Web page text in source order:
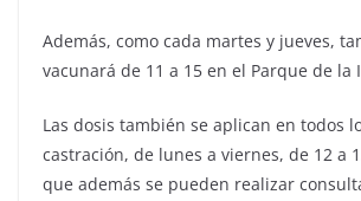
Además, como cada martes y jueves,
vacunará de 11 a 15 en el Parque de la
Las dosis también se aplican en todos
castración, de lunes a viernes, de 12 a
que además se pueden realizar